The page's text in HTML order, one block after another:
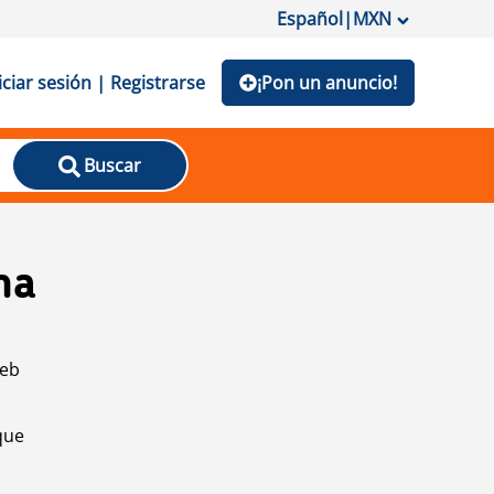
Español|MXN
sesión | Registrarse ¡Pon un anuncio!
Buscar